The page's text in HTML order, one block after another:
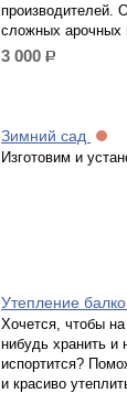
производителей.
сложных арочных
3 000 р.
Зимний сад
Изготовим и
Утепление
Хочется, чтобы
нибудь хранить и
испортится?
и красиво